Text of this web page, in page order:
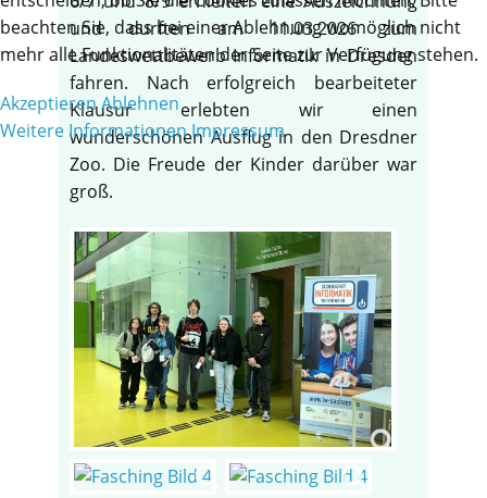
und durften am 11.03.2026 zum
Landeswettbewerb Informatik in Dresden
fahren. Nach erfolgreich bearbeiteter
Klausur erlebten wir einen
wunderschönen Ausflug in den Dresdner
Zoo. Die Freude der Kinder darüber war
groß.
beachten Sie, dass bei einer Ablehnung womöglich nicht
mehr alle Funktionalitäten der Seite zur Verfügung stehen.
AkzeptierenAblehnen
Weitere Informationen Impressum